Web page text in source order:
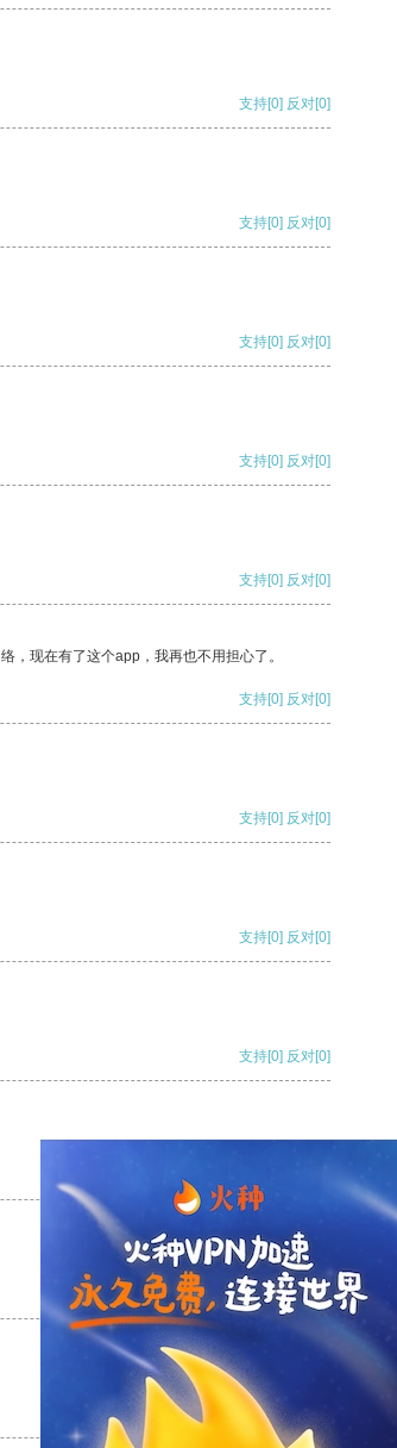
支持[0] 反对[0]
支持[0] 反对[0]
支持[0] 反对[0]
支持[0] 反对[0]
支持[0] 反对[0]
，现在有了这个app，我再也不用担心了。
支持[0] 反对[0]
支持[0] 反对[0]
支持[0] 反对[0]
支持[0] 反对[0]
支持 [0] 反对[0]
支持[0] 反对